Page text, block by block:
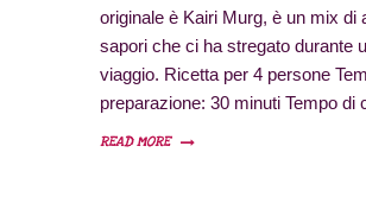
originale è Kairi Murg, è un mix di
sapori che ci ha stregato durante
viaggio. Ricetta per 4 persone
preparazione: 30 minuti Tempo di
50 minuti Difficoltà: bassa
READ MORE